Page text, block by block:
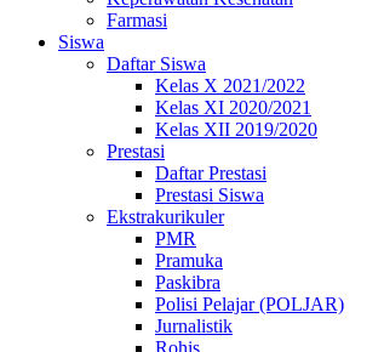
Farmasi
Siswa
Daftar Siswa
Kelas X 2021/2022
Kelas XI 2020/2021
Kelas XII 2019/2020
Prestasi
Daftar Prestasi
Prestasi Siswa
Ekstrakurikuler
PMR
Pramuka
Paskibra
Polisi Pelajar (POLJAR)
Jurnalistik
Rohis